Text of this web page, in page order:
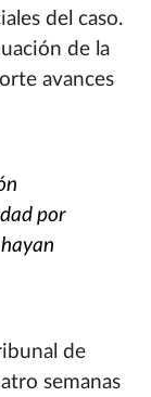
del caso.
de la
avances
por
de
semanas